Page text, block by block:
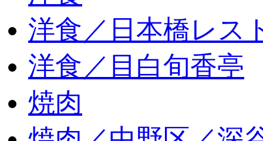
洋食／日本橋レス
洋食／目白旬香亭
焼肉